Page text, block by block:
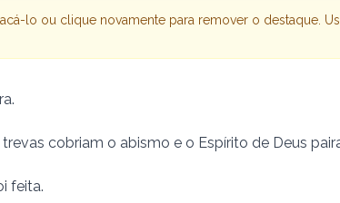
lo ou clique novamente para remover o destaque.
cobriam­ o abismo e o Espírito de Deus
feita.